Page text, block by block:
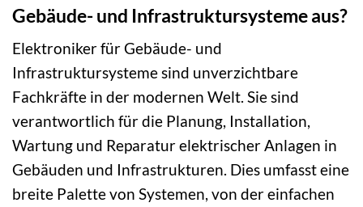
Gebäude- und Infrastruktursysteme aus?
Elektroniker für Gebäude- und
Infrastruktursysteme sind unverzichtbare
Fachkräfte in der modernen Welt. Sie sind
verantwortlich für die Planung, Installation,
Wartung und Reparatur elektrischer Anlagen in
Gebäuden und Infrastrukturen. Dies umfasst eine
breite Palette von Systemen, von der einfachen